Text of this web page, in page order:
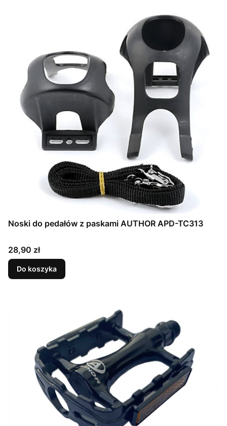
Noski do pedałów z paskami AUTHOR APD-TC313
Cena
28,90 zł
Do koszyka